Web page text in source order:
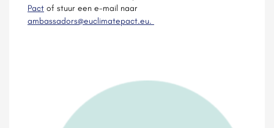
Pact of stuur een e-mail naar
ambassadors@euclimatepact.eu.